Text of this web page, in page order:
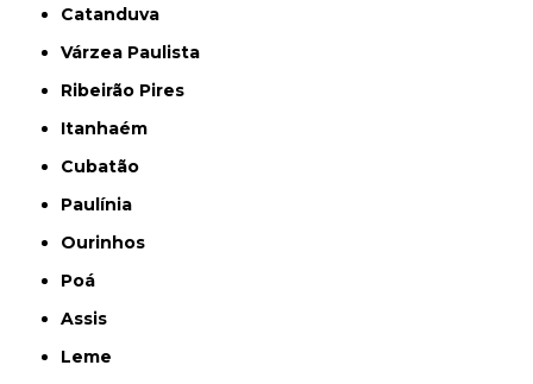
Catanduva
Várzea Paulista
Ribeirão Pires
Itanhaém
Cubatão
Paulínia
Ourinhos
Poá
Assis
Leme